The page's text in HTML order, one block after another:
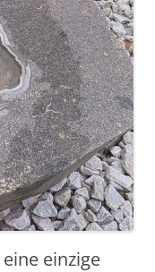
einzige